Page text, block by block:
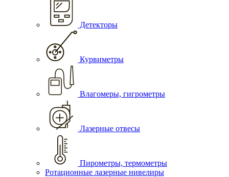
Детекторы
Курвиметры
Влагомеры, гигрометры
Лазерные отвесы
Пирометры, термометры
Ротационные лазерные нивелиры